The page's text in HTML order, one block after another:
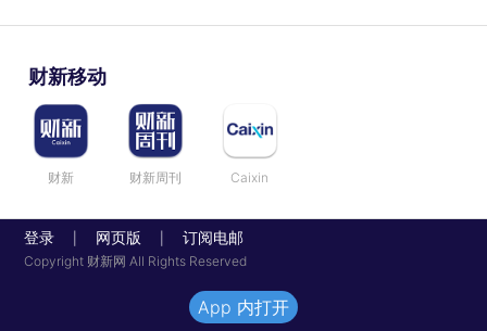
财新移动
财新 财新周刊 Caixin
登录 网页版 订阅电邮
Copyright 财新网 All Rights Reserved
App 内打开